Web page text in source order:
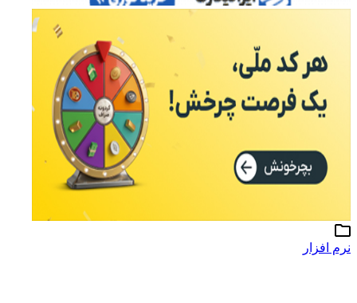
نرم افزار